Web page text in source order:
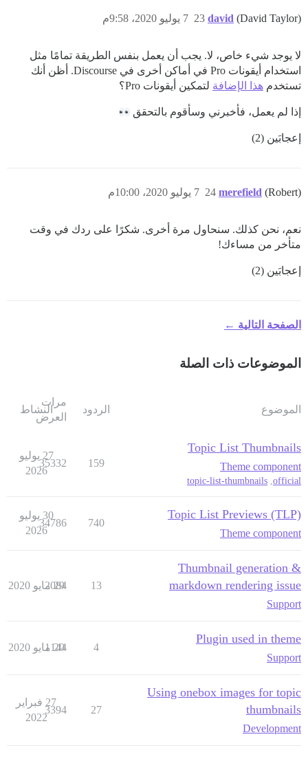
david (David Taylor) 7 يوليو 2020، 9:58م 23
لا يوجد شيء خاص، لا. يجب أن يعمل بنفس الطريقة تمامًا مثل
استخدام أيقونات Pro في أماكن أخرى في Discourse. أظن أنك
تستخدم هذا الإضافة لتمكين أيقونات Pro؟
إذا لم يعمل، فأخبرني وسأقوم بالتحقق
إعجابَين (2)
merefield (Robert) 7 يوليو 2020، 10:00م 24
نعم، نحن كذلك. سنحاول مرة أخرى. شكرًا على ردك في وقت
متأخر من مساءك!
إعجابَين (2)
الصفحة التالية ←
الموضوعات ذات الصلة
الموضوع الردود
مرات
العرض
النشاط
Topic List Thumbnails
Theme component
official
topic-list-thumbnails
159
35332
27 يوليو
2026
Topic List Previews (TLP)
Theme component
740
34786
30 يوليو
2026
Thumbnail generation &
markdown rendering issue
Support
13
2084
29 مايو 2020
Plugin used in theme
Support
4
1144
20 مايو 2020
Using onebox images for topic
thumbnails
Development
27
3394
27 فبراير
2022